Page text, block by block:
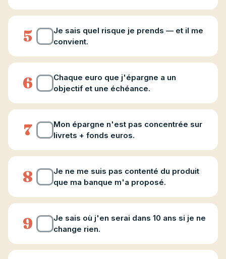
5
Je sais quel risque je prends — et il me
convient.
6
Chaque euro que j'épargne a un
objectif et une échéance.
7
Mon épargne n'est pas concentrée sur
livrets + fonds euros.
8
Je ne me suis pas contenté du produit
que ma banque m'a proposé.
9
Je sais où j'en serai dans 10 ans si je ne
change rien.